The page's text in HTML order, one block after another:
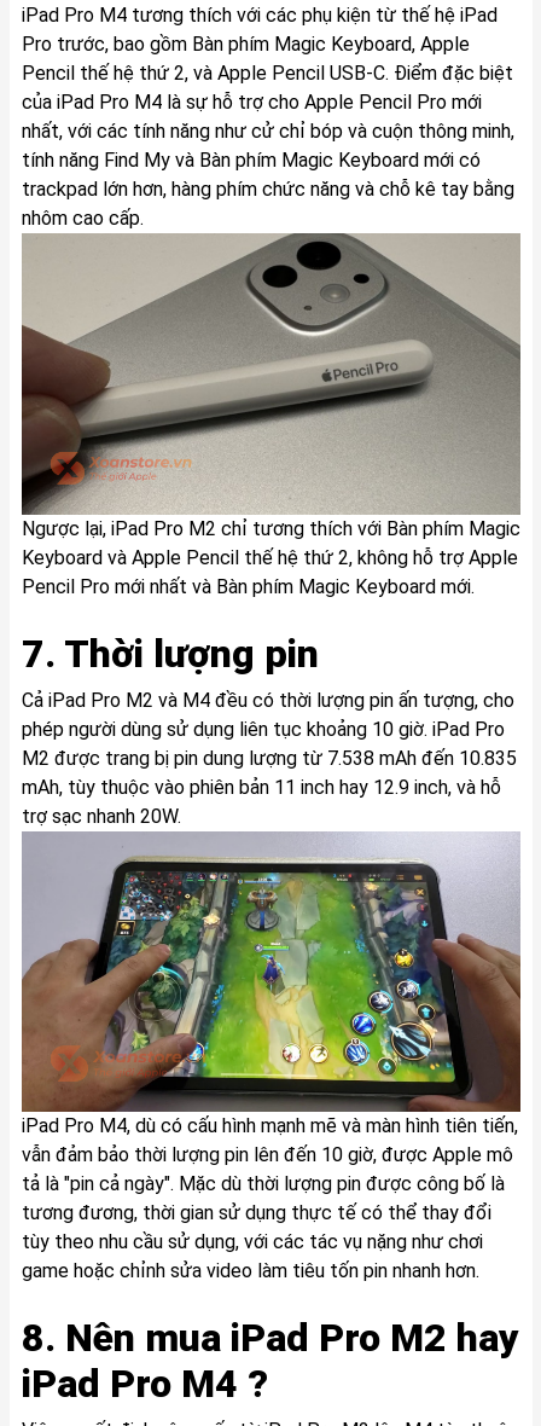
iPad Pro M4 tương thích với các phụ kiện từ thế hệ iPad
Pro trước, bao gồm Bàn phím Magic Keyboard, Apple
Pencil thế hệ thứ 2, và Apple Pencil USB-C. Điểm đặc biệt
của iPad Pro M4 là sự hỗ trợ cho Apple Pencil Pro mới
nhất, với các tính năng như cử chỉ bóp và cuộn thông minh,
tính năng Find My và Bàn phím Magic Keyboard mới có
trackpad lớn hơn, hàng phím chức năng và chỗ kê tay bằng
nhôm cao cấp.
Ngược lại, iPad Pro M2 chỉ tương thích với Bàn phím Magic
Keyboard và Apple Pencil thế hệ thứ 2, không hỗ trợ Apple
Pencil Pro mới nhất và Bàn phím Magic Keyboard mới.
7. Thời lượng pin
Cả iPad Pro M2 và M4 đều có thời lượng pin ấn tượng, cho
phép người dùng sử dụng liên tục khoảng 10 giờ. iPad Pro
M2 được trang bị pin dung lượng từ 7.538 mAh đến 10.835
mAh, tùy thuộc vào phiên bản 11 inch hay 12.9 inch, và hỗ
trợ sạc nhanh 20W.
iPad Pro M4, dù có cấu hình mạnh mẽ và màn hình tiên tiến,
vẫn đảm bảo thời lượng pin lên đến 10 giờ, được Apple mô
tả là "pin cả ngày". Mặc dù thời lượng pin được công bố là
tương đương, thời gian sử dụng thực tế có thể thay đổi
tùy theo nhu cầu sử dụng, với các tác vụ nặng như chơi
game hoặc chỉnh sửa video làm tiêu tốn pin nhanh hơn.
8. Nên mua iPad Pro M2 hay
iPad Pro M4 ?